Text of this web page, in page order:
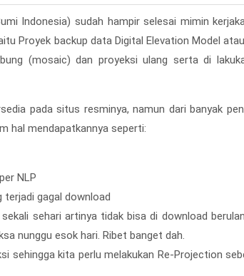
Indonesia) sudah hampir selesai mimin
Proyek backup data Digital Elevation Model atau
(mosaic) dan proyeksi ulang serta di
pada situs resminya, namun dari banyak
hal mendapatkannya seperti:
NLP
terjadi gagal download
sehari artinya tidak bisa di download
nunggu esok hari. Ribet banget dah.
sehingga kita perlu melakukan Re-Projection